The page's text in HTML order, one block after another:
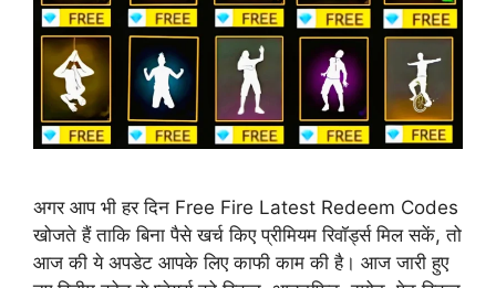
अगर आप भी हर दिन Free Fire Latest Redeem Codes
खोजते हैं ताकि बिना पैसे खर्च किए प्रीमियम रिवॉर्ड्स मिल सकें, तो
आज की ये अपडेट आपके लिए काफी काम की है। आज जारी हुए